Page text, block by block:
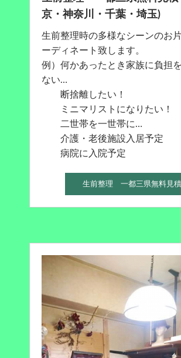
京・神奈川・千葉・埼玉)
生前整理時の多様なシーンのお
ーディネート致します。
例）何かあったとき家族に負担
ない…
断捨離したい！
ミニマリストになりたい！
二世帯を一世帯に…
介護・老後施設入居予定
病院に入院予定
生前整理 一都三県無料見